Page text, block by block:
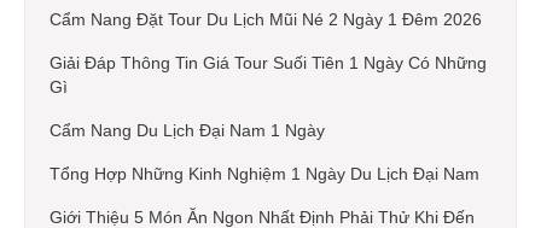
Cẩm Nang Đặt Tour Du Lịch Mũi Né 2 Ngày 1 Đêm 2026
Giải Đáp Thông Tin Giá Tour Suối Tiên 1 Ngày Có Những
Gì
Cẩm Nang Du Lịch Đại Nam 1 Ngày
Tổng Hợp Những Kinh Nghiệm 1 Ngày Du Lịch Đại Nam
Giới Thiệu 5 Món Ăn Ngon Nhất Định Phải Thử Khi Đến